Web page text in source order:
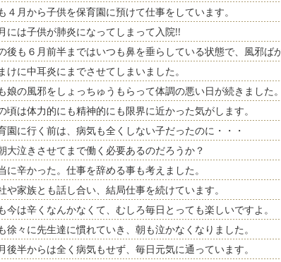
４月から子供を保育園に預けて仕事をしています。
には子供が肺炎になってしまって入院!!
後も６月前半まではいつも鼻を垂らしている状態で、風邪ば
けに中耳炎にまでさせてしまいました。
娘の風邪をしょっちゅうもらって体調の悪い日が続きました。
頃は体力的にも精神的にも限界に近かった気がします。
園に行く前は、病気も全くしない子だったのに・・・
大泣きさせてまで働く必要あるのだろうか？
に辛かった。仕事を辞める事も考えました。
や家族とも話し合い、結局仕事を続けています。
今は辛くなんかなくて、むしろ毎日とっても楽しいですよ。
徐々に先生達に慣れていき、朝も泣かなくなりました。
後半からは全く病気もせず、毎日元気に通っています。